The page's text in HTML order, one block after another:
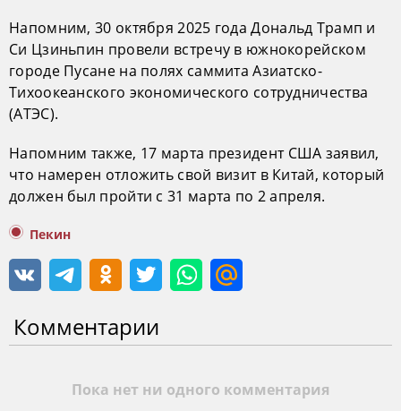
Напомним, 30 октября 2025 года Дональд Трамп и
Си Цзиньпин провели встречу в южнокорейском
городе Пусане на полях саммита Азиатско-
Тихоокеанского экономического сотрудничества
(АТЭС).
Напомним также, 17 марта президент США заявил,
что намерен отложить свой визит в Китай, который
должен был пройти с 31 марта по 2 апреля.
Пекин
Комментарии
Пока нет ни одного комментария